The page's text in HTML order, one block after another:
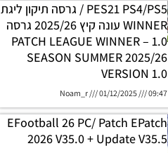
PES21 PS4/PS5 / גרסה תיקון ליגת
WINNER עונה קיץ 2025/26 גרסה
1.0 – PATCH LEAGUE WINNER
SEASON SUMMER 2025/26
VERSION 1.0
Noam_r 01/12/2025 09:47
EFootball 26 PC/ Patch EPatch
2026 V35.0 + Update V35.5